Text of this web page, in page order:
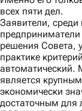
всех пяти дел.
Заявители, среди
решения Совета,
практике
автоматический.
является
экономически
достаточным для